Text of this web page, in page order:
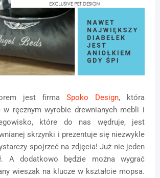
jest firma Spoko Design, która
ręcznym wyrobie drewnianych mebli i
które do nas wędruje, jest
skrzynki i prezentuje się niezwykle
spojrzeć na zdjęcia! Już nie jeden
A dodatkowo będzie można wygrać
wieszak na klucze w kształcie mopsa.